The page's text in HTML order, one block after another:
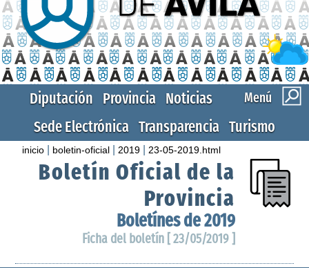
Menú
Diputación Provincia Noticias
Sede Electrónica Transparencia Turismo
inicio boletin-oficial 2019 23-05-2019.html
Boletín Oficial de la
Provincia
Boletínes de 2019
Ficha del boletín [ 23/05/2019 ]